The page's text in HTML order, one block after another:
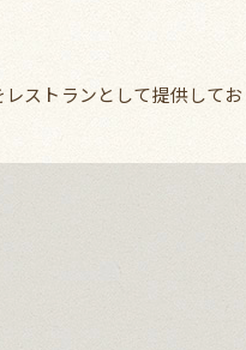
ストランとして提供してお